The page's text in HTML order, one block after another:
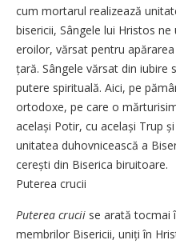
cum mortarul realizează
bisericii, Sângele lui Hristos
eroilor, vărsat pentru
țară. Sângele vărsat din
putere spirituală. Aici, pe
ortodoxe, pe care o
același Potir, cu același Trup
unitatea duhovnicească a
cerești din Biserica biruitoare.
Puterea crucii
Puterea crucii se arată tocmai
membrilor Bisericii, uniți în